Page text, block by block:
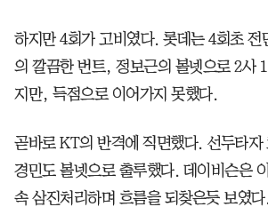
하지만 4회가 고비였다. 롯데는 4회초 전
의 깔끔한 번트, 정보근의 볼넷으로 2사
지만, 득점으로 이어가지 못했다.
곧바로 KT의 반격에 직면했다. 선두타자
경민도 볼넷으로 출루했다. 데이비슨은
속 삼진처리하며 흐름을 되찾은듯 보였다.